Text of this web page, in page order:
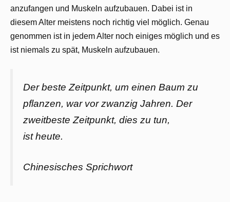
anzufangen und Muskeln aufzubauen. Dabei ist in
diesem Alter meistens noch richtig viel möglich. Genau
genommen ist in jedem Alter noch einiges möglich und es
ist niemals zu spät, Muskeln aufzubauen.
Der beste Zeitpunkt, um einen Baum zu
pflanzen, war vor zwanzig Jahren. Der
zweitbeste Zeitpunkt, dies zu tun,
ist heute.
Chinesisches Sprichwort